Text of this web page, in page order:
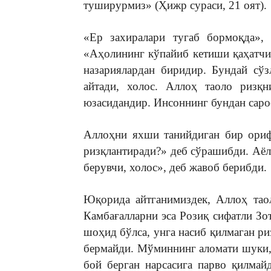
туширурмиз» (Ҳижр сураси, 21 оят).
«Ер захиралари тугаб
«Аҳолининг кўпайиб кетиши
назариялардан биридир. Бундай
айтади, холос. Аллоҳ таоло
юзасидандир. Инсоннинг бундан
Аллоҳни яхши танийдиган бир
ризқлантиради?» деб сўрашибди.
берувчи, холос», деб жавоб берибди.
Юқорида айтганимиздек, Аллоҳ
Камбағалларни эса Розиқ сифатли
шоҳид бўлса, унга насиб қилмаган
бермайди. Мўминнинг аломати
бой берган нарсасига парво